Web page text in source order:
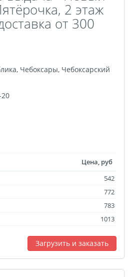
в
2 этаж
от 300
, Чебоксары, Чебоксарский
Цена, руб
542
772
783
1013
Загрузить и заказать